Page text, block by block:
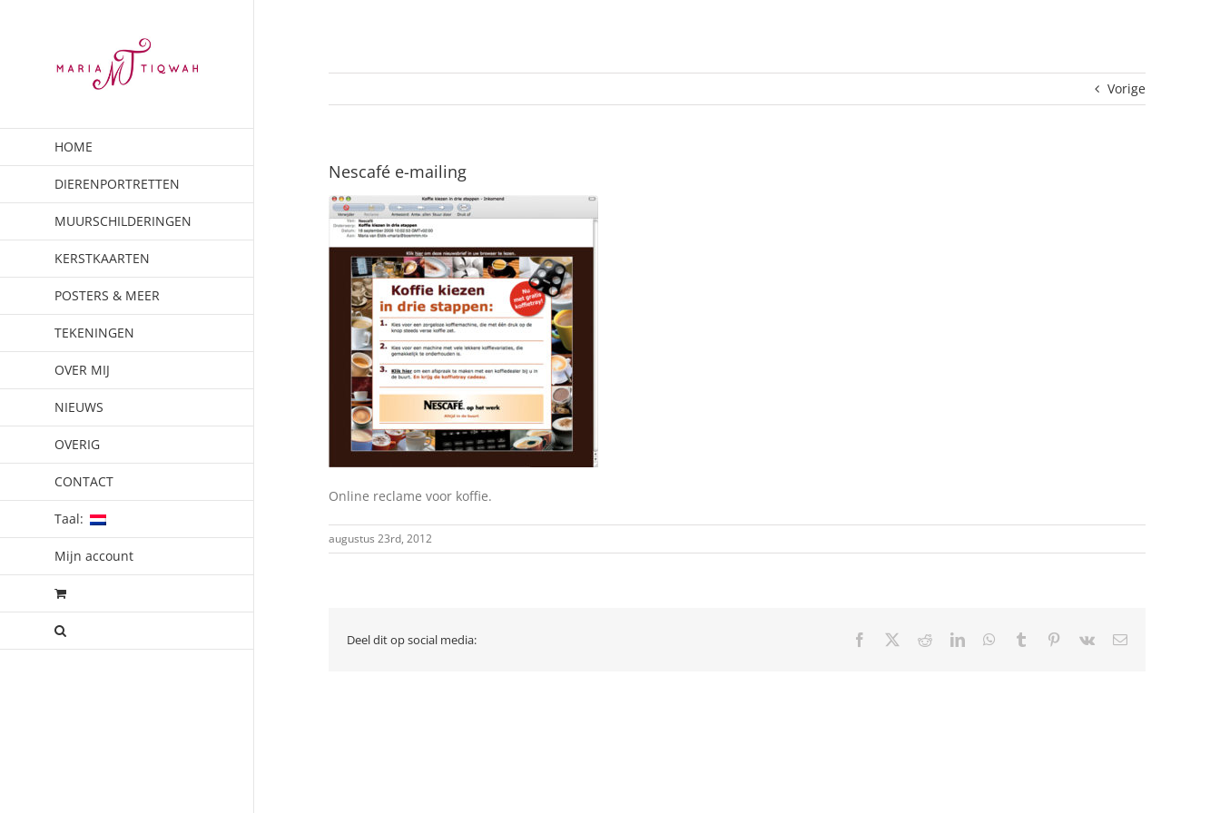
HOME
DIERENPORTRETTEN
MUURSCHILDERINGEN
KERSTKAARTEN
POSTERS & MEER
TEKENINGEN
OVER MIJ
NIEUWS
OVERIG
CONTACT
Taal:
Mijn account
Vorige
Nescafé e-mailing
Online reclame voor koffie.
augustus 23rd, 2012
Deel dit op social media: Facebook RedditLinkedInWhatsApp
Tumblr Pinterest
Vk
E-